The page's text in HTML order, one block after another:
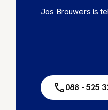
Jos Brouwers is
088 - 525